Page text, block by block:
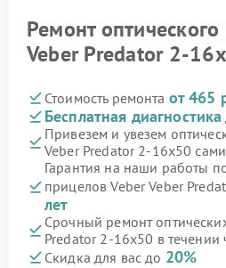
Ремонт
Veber Predator 2-
Стоимость ремонта от 465
Бесплатная диагностика
Привезем и увезем
Veber Predator 2-16x50 сами
Гарантия на наши работы
прицелов Veber Veber
лет
Срочный ремонт
Predator 2-16x50 в течении
Скидка для вас до 20%